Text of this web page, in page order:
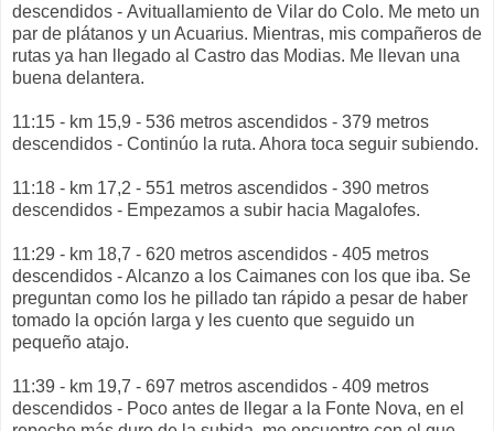
descendidos - Avituallamiento de Vilar do Colo. Me meto un
par de plátanos y un Acuarius. Mientras, mis compañeros de
rutas ya han llegado al Castro das Modias. Me llevan una
buena delantera.
11:15 - km 15,9 - 536 metros ascendidos - 379 metros
descendidos - Continúo la ruta. Ahora toca seguir subiendo.
11:18 - km 17,2 - 551 metros ascendidos - 390 metros
descendidos - Empezamos a subir hacia Magalofes.
11:29 - km 18,7 - 620 metros ascendidos - 405 metros
descendidos - Alcanzo a los Caimanes con los que iba. Se
preguntan como los he pillado tan rápido a pesar de haber
tomado la opción larga y les cuento que seguido un
pequeño atajo.
11:39 - km 19,7 - 697 metros ascendidos - 409 metros
descendidos - Poco antes de llegar a la Fonte Nova, en el